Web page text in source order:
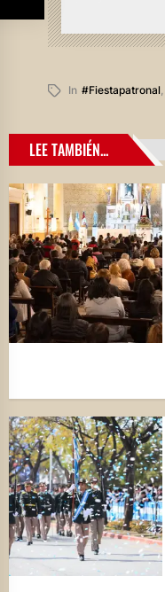
In #fiestapatronal,
LEE TAMBIÉN...